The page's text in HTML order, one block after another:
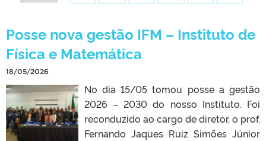
Posse nova gestão IFM – Instituto de
Física e Matemática
18/05/2026
No dia 15/05 tomou posse a gestão
2026 – 2030 do nosso Instituto. Foi
reconduzido ao cargo de diretor, o prof.
Fernando Jaques Ruiz Simões Júnior